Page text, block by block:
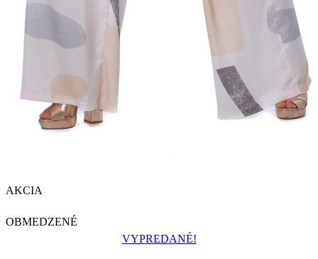
AKCIA
OBMEDZENÉ
VYPREDANÉ!